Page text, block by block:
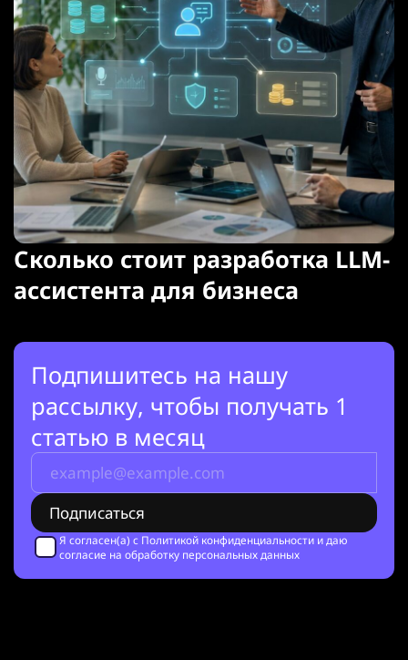
Сколько стоит разработка LLM-
ассистента для бизнеса
Подпишитесь на нашу
рассылку, чтобы получать 1
статью в месяц
Я согласен(а) с Политикой конфиденциальности и даю
согласие на обработку персональных данных